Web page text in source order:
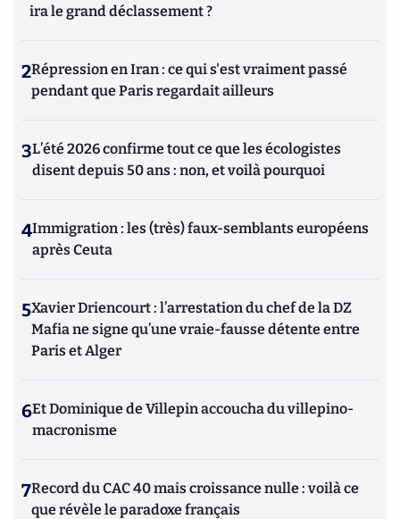
ira le grand déclassement ?
2Répression en Iran : ce qui s'est vraiment passé
pendant que Paris regardait ailleurs
3L’été 2026 confirme tout ce que les écologistes
disent depuis 50 ans : non, et voilà pourquoi
4Immigration : les (très) faux-semblants européens
après Ceuta
5Xavier Driencourt : l’arrestation du chef de la DZ
Mafia ne signe qu’une vraie-fausse détente entre
Paris et Alger
6Et Dominique de Villepin accoucha du villepino-
macronisme
7Record du CAC 40 mais croissance nulle : voilà ce
que révèle le paradoxe français